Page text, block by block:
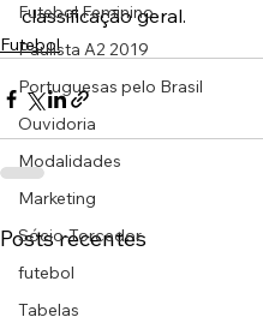
Futebol Feminino
Paulista A2 2019
Portuguesas pelo Brasil
Ouvidoria
Modalidades
Marketing
Sócio-Torcedor
futebol
Tabelas
classificação geral.
Futebol
Posts recentes